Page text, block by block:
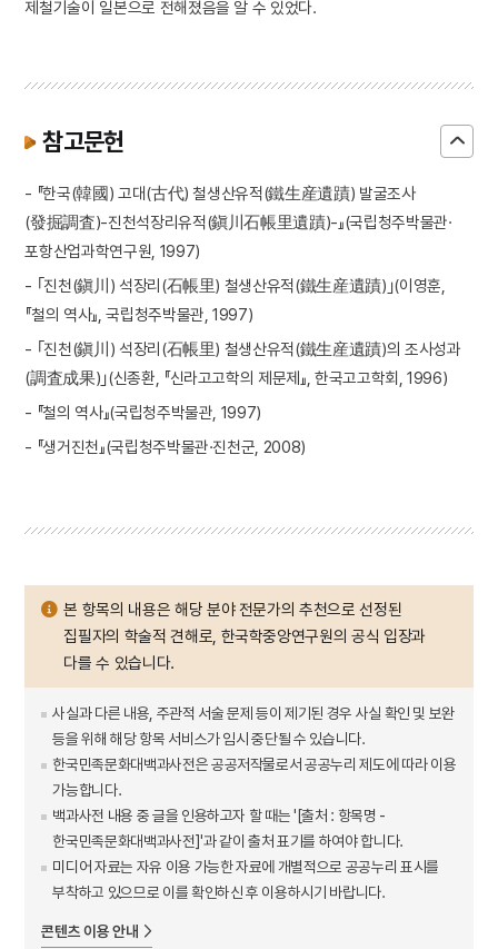
제철기술이 일본으로 전해졌음을 알 수 있었다.
참고문헌
- 『한국(韓國) 고대(古代) 철생산유적(鐵生産遺蹟) 발굴조사
(發掘調査)-진천석장리유적(鎭川石帳里遺蹟)-』(국립청주박물관·
포항산업과학연구원, 1997)
- ｢진천(鎭川) 석장리(石帳里) 철생산유적(鐵生産遺蹟)｣(이영훈,
『철의 역사』, 국립청주박물관, 1997)
- ｢진천(鎭川) 석장리(石帳里) 철생산유적(鐵生産遺蹟)의 조사성과
(調査成果)｣(신종환, 『신라고고학의 제문제』, 한국고고학회, 1996)
- 『철의 역사』(국립청주박물관, 1997)
- 『생거진천』(국립청주박물관·진천군, 2008)
본 항목의 내용은 해당 분야 전문가의 추천으로 선정된
집필자의 학술적 견해로, 한국학중앙연구원의 공식 입장과
다를 수 있습니다.
사실과 다른 내용, 주관적 서술 문제 등이 제기된 경우 사실 확인 및 보완
등을 위해 해당 항목 서비스가 임시 중단될 수 있습니다.
한국민족문화대백과사전은 공공저작물로서 공공누리 제도에 따라 이용
가능합니다.
백과사전 내용 중 글을 인용하고자 할 때는 '[출처 : 항목명 -
한국민족문화대백과사전]'과 같이 출처 표기를 하여야 합니다.
미디어 자료는 자유 이용 가능한 자료에 개별적으로 공공누리 표시를
부착하고 있으므로 이를 확인하신 후 이용하시기 바랍니다.
콘텐츠 이용 안내